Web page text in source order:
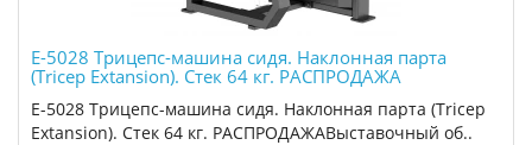
E-5028 Трицепс-машина сидя. Наклонная парта
(Tricep Extansion). Стек 64 кг. РАСПРОДАЖА
E-5028 Трицепс-машина сидя. Наклонная парта (Tricep
Extansion). Стек 64 кг. РАСПРОДАЖАВыставочный об..